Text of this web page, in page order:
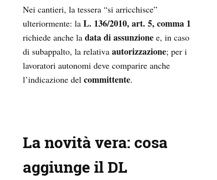
Nei cantieri, la tessera “si arricchisce”
ulteriormente: la L. 136/2010, art. 5, comma 1
richiede anche la data di assunzione e, in caso
di subappalto, la relativa autorizzazione; per i
lavoratori autonomi deve comparire anche
l’indicazione del committente.
La novità vera: cosa
aggiunge il DL